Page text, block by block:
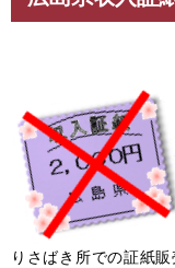
頭文
りさばき所での証紙